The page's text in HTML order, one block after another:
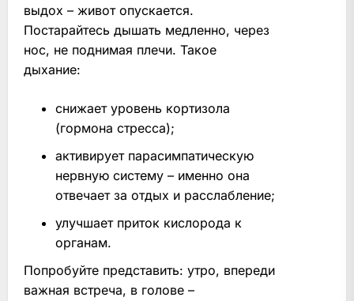
выдох – живот опускается.
Постарайтесь дышать медленно, через
нос, не поднимая плечи. Такое
дыхание:
снижает уровень кортизола
(гормона стресса);
активирует парасимпатическую
нервную систему – именно она
отвечает за отдых и расслабление;
улучшает приток кислорода к
органам.
Попробуйте представить: утро, впереди
важная встреча, в голове –